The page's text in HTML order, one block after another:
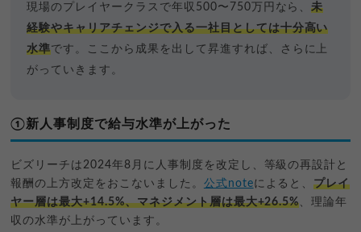
現場のプレイヤークラスで年収500〜750万円なら、未
経験やキャリアチェンジで入る一社目としては十分高い
水準です。ここから成果を出して昇進すれば、さらに上
がっていきます。
①新人事制度で給与水準が上がった
ビズリーチは2024年8月に人事制度を改定し、等級の再設計と
報酬の上方改定をおこないました。 公式noteによると、プレイ
ヤー層は最大+14.5%、マネジメント層は最大+26.5%、理論年
収の水準が上がっています。